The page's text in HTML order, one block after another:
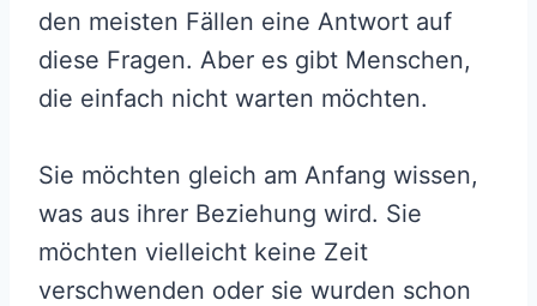
den meisten Fällen eine Antwort auf
diese Fragen. Aber es gibt Menschen,
die einfach nicht warten möchten.
Sie möchten gleich am Anfang wissen,
was aus ihrer Beziehung wird. Sie
möchten vielleicht keine Zeit
verschwenden oder sie wurden schon